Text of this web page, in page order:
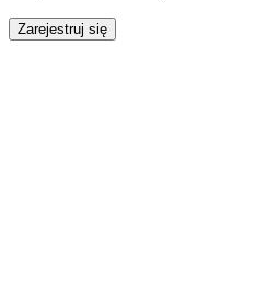
Zarejestruj się